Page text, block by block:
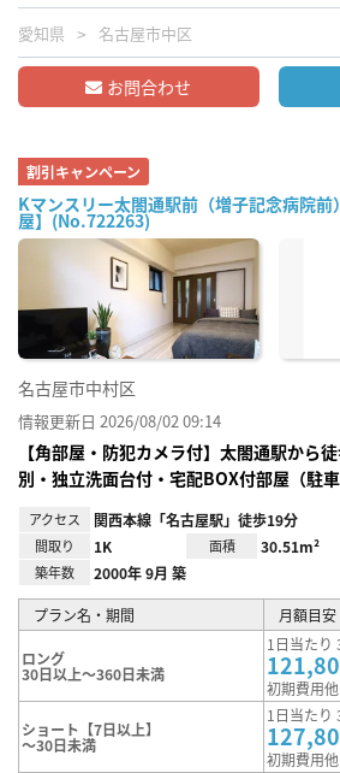
愛知県 名古屋市中区
お問合わせ
割引キャンペーン
Kマンスリー太閤通駅前（増子記念病院
屋】(No.722263)
名古屋市中村区
情報更新日 2026/08/02 09:14
【角部屋・防犯カメラ付】太閤通駅から
別・独立洗面台付・宅配BOX付部屋（駐車
アクセス 関西本線「名古屋駅」徒歩19分
間取り 1K 面積 30.51m²
築年数 2000年 9月 築
プラン名・期間 月額目安
ロング
30日以上～360日未満
1日当たり
初期費用
ショート【7日以上】
～30日未満
1日当たり
初期費用